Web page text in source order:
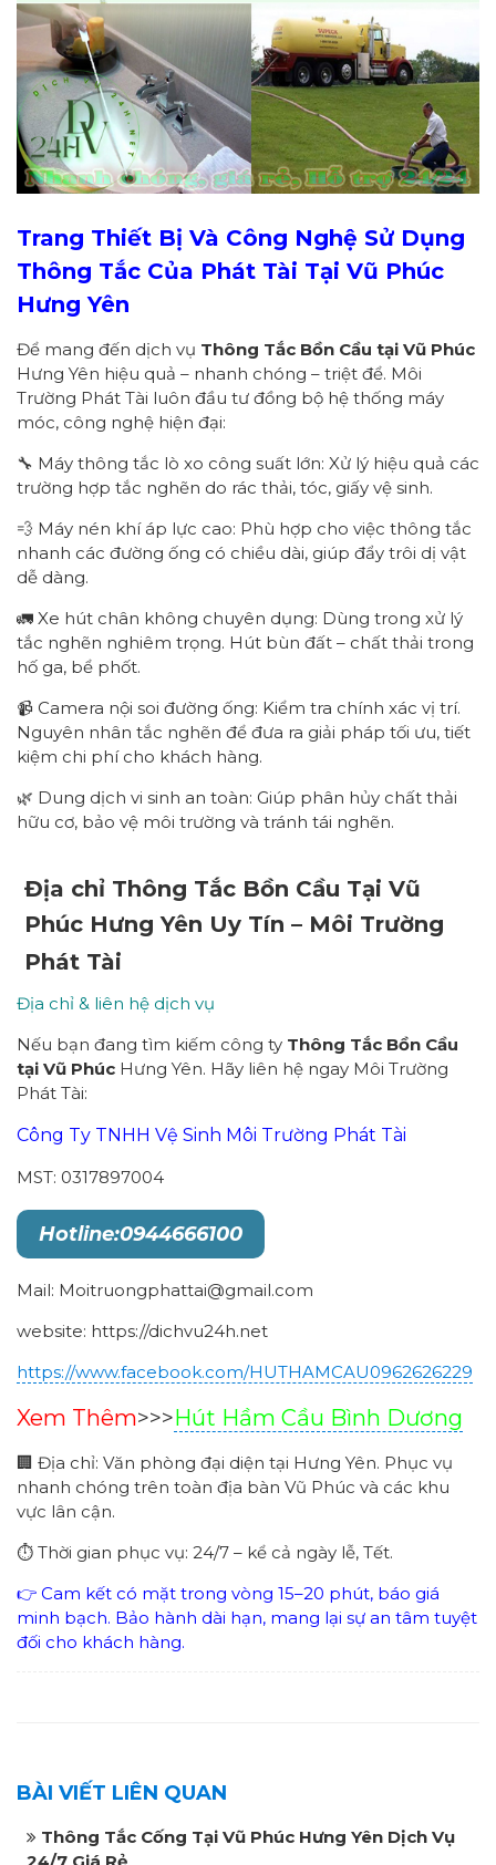
Trang Thiết Bị Và Công Nghệ Sử Dụng
Thông Tắc Của Phát Tài Tại Vũ Phúc
Hưng Yên
Để mang đến dịch vụ Thông Tắc Bồn Cầu tại Vũ Phúc
Hưng Yên hiệu quả – nhanh chóng – triệt để. Môi
Trường Phát Tài luôn đầu tư đồng bộ hệ thống máy
móc, công nghệ hiện đại:
🔧 Máy thông tắc lò xo công suất lớn: Xử lý hiệu quả các
trường hợp tắc nghẽn do rác thải, tóc, giấy vệ sinh.
💨 Máy nén khí áp lực cao: Phù hợp cho việc thông tắc
nhanh các đường ống có chiều dài, giúp đẩy trôi dị vật
dễ dàng.
🚛 Xe hút chân không chuyên dụng: Dùng trong xử lý
tắc nghẽn nghiêm trọng. Hút bùn đất – chất thải trong
hố ga, bể phốt.
📹 Camera nội soi đường ống: Kiểm tra chính xác vị trí.
Nguyên nhân tắc nghẽn để đưa ra giải pháp tối ưu, tiết
kiệm chi phí cho khách hàng.
🌿 Dung dịch vi sinh an toàn: Giúp phân hủy chất thải
hữu cơ, bảo vệ môi trường và tránh tái nghẽn.
Địa chỉ Thông Tắc Bồn Cầu Tại Vũ
Phúc Hưng Yên Uy Tín – Môi Trường
Phát Tài
Địa chỉ & liên hệ dịch vụ
Nếu bạn đang tìm kiếm công ty Thông Tắc Bồn Cầu
tại Vũ Phúc Hưng Yên. Hãy liên hệ ngay Môi Trường
Phát Tài:
Công Ty TNHH Vệ Sinh Môi Trường Phát Tài
MST: 0317897004
Hotline:0944666100
Mail: Moitruongphattai@gmail.com
website: https://dichvu24h.net
https://www.facebook.com/HUTHAMCAU0962626229
Xem Thêm>>>Hút Hầm Cầu Bình Dương
🏢 Địa chỉ: Văn phòng đại diện tại Hưng Yên. Phục vụ
nhanh chóng trên toàn địa bàn Vũ Phúc và các khu
vực lân cận.
⏱ Thời gian phục vụ: 24/7 – kể cả ngày lễ, Tết.
👉 Cam kết có mặt trong vòng 15–20 phút, báo giá
minh bạch. Bảo hành dài hạn, mang lại sự an tâm tuyệt
đối cho khách hàng.
BÀI VIẾT LIÊN QUAN
Thông Tắc Cống Tại Vũ Phúc Hưng Yên Dịch Vụ